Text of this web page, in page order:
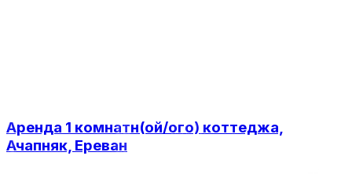
Аренда 1 комнатн(ой/ого) коттеджа,
Ачапняк, Ереван